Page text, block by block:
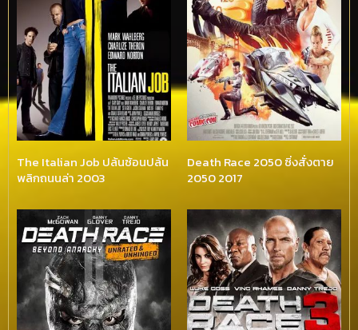
The Italian Job ปล้นซ้อนปล้น
พลิกถนนล่า 2003
Death Race 2050 ซิ่งสั่งตาย
2050 2017